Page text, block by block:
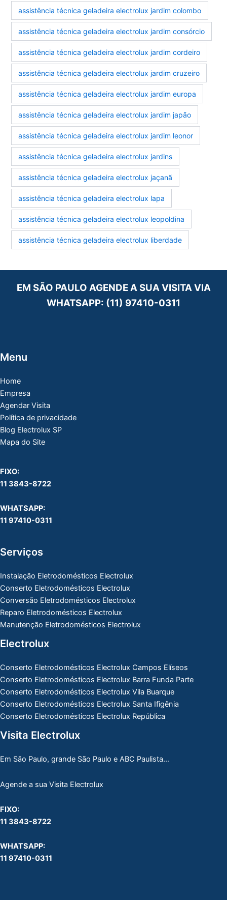
assistência técnica geladeira electrolux jardim colombo
assistência técnica geladeira electrolux jardim consórcio
assistência técnica geladeira electrolux jardim cordeiro
assistência técnica geladeira electrolux jardim cruzeiro
assistência técnica geladeira electrolux jardim europa
assistência técnica geladeira electrolux jardim japão
assistência técnica geladeira electrolux jardim leonor
assistência técnica geladeira electrolux jardins
assistência técnica geladeira electrolux jaçanã
assistência técnica geladeira electrolux lapa
assistência técnica geladeira electrolux leopoldina
assistência técnica geladeira electrolux liberdade
EM SÃO PAULO AGENDE A SUA VISITA VIA
WHATSAPP: (11) 97410-0311
Menu
Home
Empresa
Agendar Visita
Política de privacidade
Blog Electrolux SP
Mapa do Site
FIXO:
11 3843-8722
WHATSAPP:
11 97410-0311
Serviços
Instalação Eletrodomésticos Electrolux
Conserto Eletrodomésticos Electrolux
Conversão Eletrodomésticos Electrolux
Reparo Eletrodomésticos Electrolux
Manutenção Eletrodomésticos Electrolux
Electrolux
Conserto Eletrodomésticos Electrolux Campos Elíseos
Conserto Eletrodomésticos Electrolux Barra Funda Parte
Conserto Eletrodomésticos Electrolux Vila Buarque
Conserto Eletrodomésticos Electrolux Santa Ifigênia
Conserto Eletrodomésticos Electrolux República
Visita Electrolux
Em São Paulo, grande São Paulo e ABC Paulista…
Agende a sua Visita Electrolux
FIXO:
11 3843-8722
WHATSAPP:
11 97410-0311